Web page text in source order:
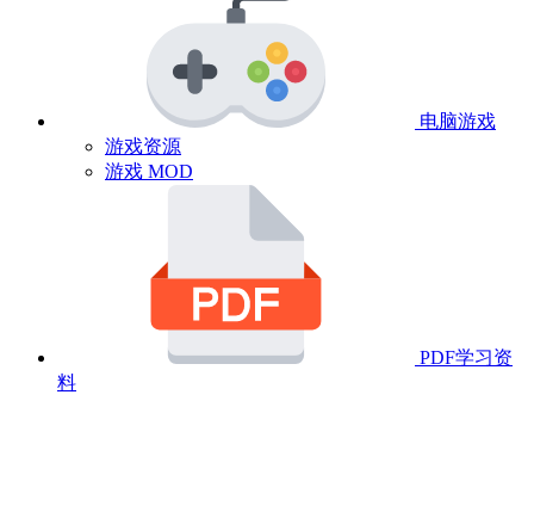
电脑游戏
游戏资源
游戏 MOD
PDF学习资
料